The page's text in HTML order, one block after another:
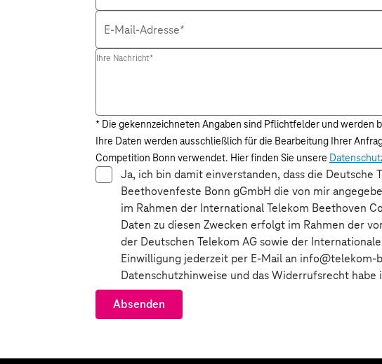
E-Mail-Adresse*
Ihre Nachricht*
* Die gekennzeichneten Angaben sind Pflichtfelder und
Ihre Daten werden ausschließlich für die Bearbeitung Ihrer
Competition Bonn verwendet. Hier finden Sie unsere
Ja, ich bin damit einverstanden, dass die Deutsche
Beethovenfeste Bonn gGmbH die von mir
im Rahmen der International Telekom Beethoven
Daten zu diesen Zwecken erfolgt im Rahmen der
der Deutschen Telekom AG sowie der
Einwilligung jederzeit per E-Mail an
Datenschutzhinweise und das Widerrufsrecht habe
Absenden